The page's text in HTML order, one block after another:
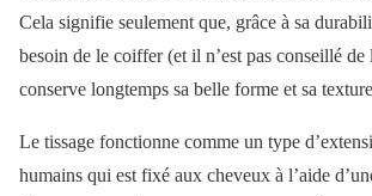
Cela signifie seulement que, grâce à sa
besoin de le coiffer (et il n’est pas conseillé
conserve longtemps sa belle forme et sa
Le tissage fonctionne comme un type
humains qui est fixé aux cheveux à l’aide